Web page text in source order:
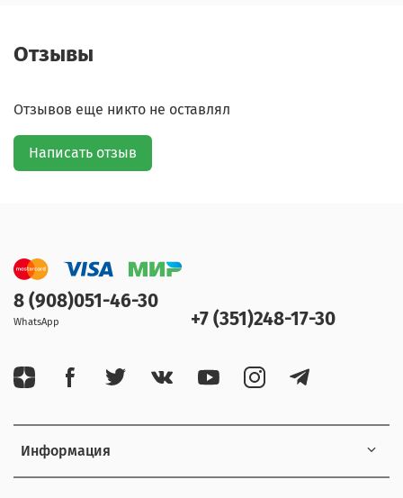
Отзывы
Отзывов еще никто не оставлял
Написать отзыв
Информация
8 (908)051-46-30
WhatsApp +7 (351)248-17-30